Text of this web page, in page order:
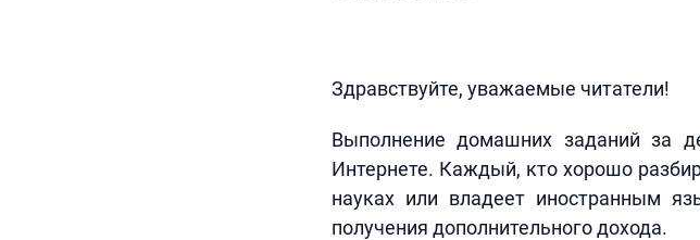
Здравствуйте, уважаемые читатели!
Выполнение домашних заданий за
Интернете. Каждый, кто хорошо
науках или владеет иностранным
получения дополнительного дохода.